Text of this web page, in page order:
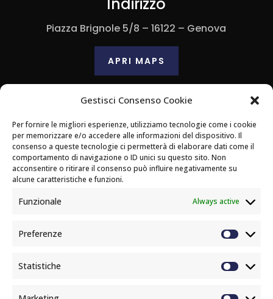
Gestisci Consenso Cookie
Per fornire le migliori esperienze, utilizziamo tecnologie come i cookie
per memorizzare e/o accedere alle informazioni del dispositivo. Il
consenso a queste tecnologie ci permetterà di elaborare dati come il
comportamento di navigazione o ID unici su questo sito. Non
acconsentire o ritirare il consenso può influire negativamente su
alcune caratteristiche e funzioni.
Funzionale Always active
Preferenze
Statistiche
Indirizzo
Piazza Brignole 5/8 – 16122 – Genova
APRI MAPS
Contatti
347 081 1719
Email